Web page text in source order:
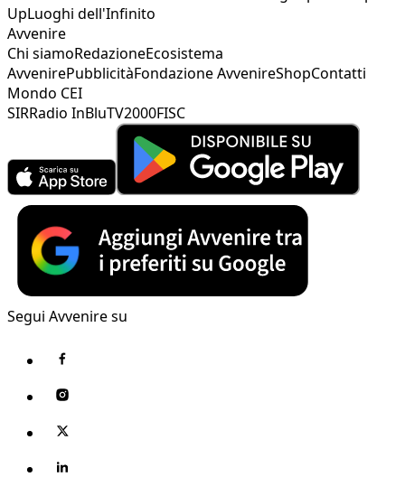
UpLuoghi dell'Infinito
Avvenire
Chi siamoRedazioneEcosistema
AvvenirePubblicitàFondazione AvvenireShopContatti
Mondo CEI
SIRRadio InBluTV2000FISC
Segui Avvenire su